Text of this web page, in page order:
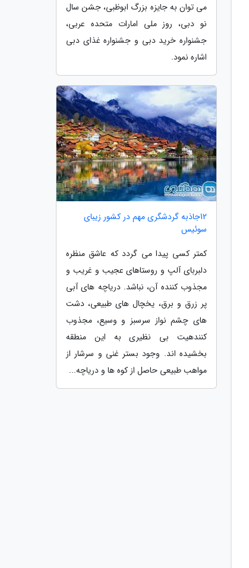
می توان به جایزه بزرگ ابوظبی، جشن سال
نو دبی، روز ملی امارات متحده عربی،
جشنواره خرید دبی و جشنواره غذای دبی
اشاره نمود.
12جاذبه گردشگری مهم در کشور زیبای
سوئیس
کمتر کسی پیدا می گردد که عاشق منظره
دلبربای آلپ و روستاهای عجیب و غریب و
مجذوب کننده آن، نباشد. دریاچه های آبی
پر زرق و برق، یخچال های طبیعی، دشت
های چشم نواز سرسبز و وسیع، مجذوب
کنندهیت بی نظیری به این منطقه
بخشیده اند. وجود بستر غنی و سرشار از
مواهب طبیعی حاصل از کوه ها و دریاچه...